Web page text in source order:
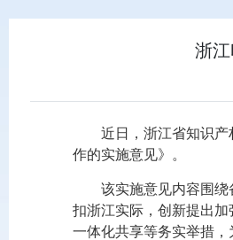
浙
近日，浙江省知识
作的实施意见》。
该实施意见内容围
扣浙江实际，创新提出
一体化共享等务实举措